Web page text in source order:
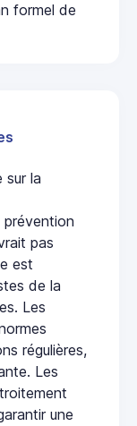
formel de
sur la
prévention
pas
est
de la
Les
régulières,
Les
une